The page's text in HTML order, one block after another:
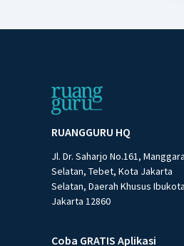
RUANGGURU HQ
Jl. Dr. Saharjo No.161,
Selatan, Tebet, Kota Jakarta
Selatan, Daerah Khusus Ibukota
Jakarta 12860
Coba GRATIS Aplikasi